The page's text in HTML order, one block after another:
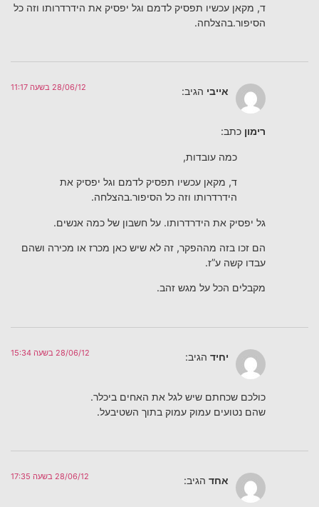
ד, מקאן עכשיו תפסיק לדמם וגל יפסיק את הידרדרותו וזה כל
הסיפור.בהצלחה.
אייבי הגיב: 28/06/12 בשעה 11:17
רימון כתב:
כמה עובדות,
ד, מקאן עכשיו תפסיק לדמם וגל יפסיק את
הידרדרותו וזה כל הסיפור.בהצלחה.
גל יפסיק את הידרדרותו. על חשבון של כמה אנשים.
הם זכו בזה מההפקר, זה לא שיש כאן מכרז או מכירה ושהם
עבדו קשה ע”ז.
מקבלים הכל על מגש זהב.
יחיד הגיב: 28/06/12 בשעה 15:34
כולכם שכחתם שיש לגל את האחים ביכלר.
שהם נטועים עמוק עמוק בתוך השטיבעל.
אחד הגיב: 28/06/12 בשעה 17:35